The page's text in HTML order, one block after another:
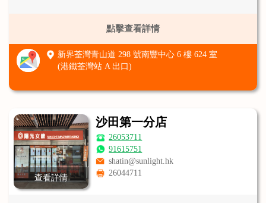
點擊查看詳情
新界荃灣青山道 298 號南豐中心 6 樓 624 室
(港鐵荃灣站 A 出口)
查看詳情
沙田第一分店
26053711
91615751
shatin@sunlight.hk
26044711